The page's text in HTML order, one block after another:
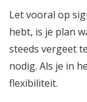
Let vooral op
hebt, is je plan
steeds vergeet
nodig. Als je in
flexibiliteit.